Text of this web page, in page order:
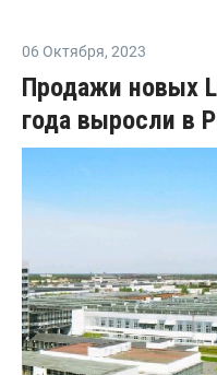
06 Октября, 2023
Продажи новых
года выросли в